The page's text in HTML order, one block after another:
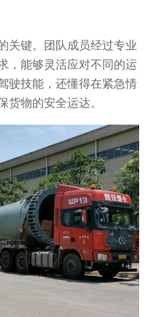
关键。团队成员经过专业
，能够灵活应对不同的运
驶技能，还懂得在紧急情
货物的安全运达。